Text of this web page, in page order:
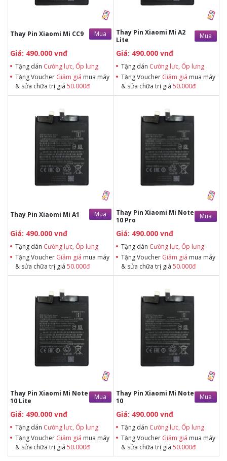
Thay Pin Xiaomi Mi CC9 Mua
Giá: 490.000 vnđ
Tặng dán Cường lực, Ốp lưng
Tặng Voucher Giảm giá mua máy
& sửa chữa trị giá 50.000đ
Thay Pin Xiaomi Mi A2
Lite
Mua
Giá: 490.000 vnđ
Tặng dán Cường lực, Ốp lưng
Tặng Voucher Giảm giá mua máy
& sửa chữa trị giá 50.000đ
Thay Pin Xiaomi Mi A1 Mua
Giá: 490.000 vnđ
Tặng dán Cường lực, Ốp lưng
Tặng Voucher Giảm giá mua máy
& sửa chữa trị giá 50.000đ
Tặng dán Cường lực, Ốp lưng khi
Tặng Voucher Giảm giá mua máy
& sửa chữa trị giá 50.000đTặng dán
Cường lực, Ốp lưng khi mua BHV
Tặng Voucher Giảm giá mua máy
& sửa chữa trị giá 50.000đ
Thay Pin Xiaomi Mi Note
10 Pro
Mua
Giá: 490.000 vnđ
Tặng dán Cường lực, Ốp lưng
Tặng Voucher Giảm giá mua máy
& sửa chữa trị giá 50.000đ
Tặng dán Cường lực, Ốp lưng khi
Tặng Voucher Giảm giá mua máy
& sửa chữa trị giá 50.000đTặng dán
Cường lực, Ốp lưng khi mua BHV
Tặng Voucher Giảm giá mua máy
& sửa chữa trị giá 50.000đ
Thay Pin Xiaomi Mi Note
10 Lite
Mua
Giá: 490.000 vnđ
Tặng dán Cường lực, Ốp lưng
Tặng Voucher Giảm giá mua máy
& sửa chữa trị giá 50.000đ
Tặng dán Cường lực, Ốp lưng khi
Tặng Voucher Giảm giá mua máy
& sửa chữa trị giá 50.000đTặng dán
Cường lực, Ốp lưng khi mua BHV
Tặng Voucher Giảm giá mua máy
& sửa chữa trị giá 50.000đ
Thay Pin Xiaomi Mi Note
10
Mua
Giá: 490.000 vnđ
Tặng dán Cường lực, Ốp lưng
Tặng Voucher Giảm giá mua máy
& sửa chữa trị giá 50.000đ
Tặng dán Cường lực, Ốp lưng khi
Tặng Voucher Giảm giá mua máy
& sửa chữa trị giá 50.000đTặng dán
Cường lực, Ốp lưng khi mua BHV
Tặng Voucher Giảm giá mua máy
& sửa chữa trị giá 50.000đ